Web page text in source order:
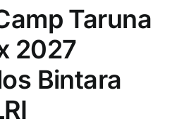
Taruna
2027
Bintara